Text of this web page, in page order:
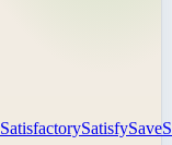
SatisfactorySatisfySave